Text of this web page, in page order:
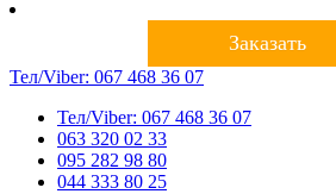
Заказать
Тел/Viber: 067 468 36 07
Тел/Viber: 067 468 36 07
063 320 02 33
095 282 98 80
044 333 80 25